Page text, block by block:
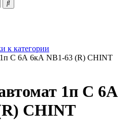
к категории
C 6А 6кА NB1-63 (R) CHINT
1п C 6А
CHINT